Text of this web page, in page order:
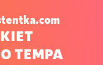
TEMPA